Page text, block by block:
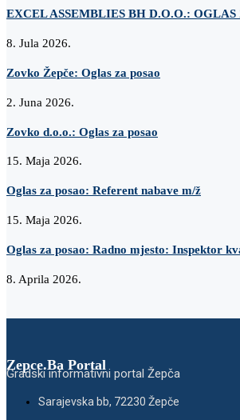
EXCEL ASSEMBLIES BH D.O.O.: OGLAS
8. Jula 2026.
Zovko Žepče: Oglas za posao
2. Juna 2026.
Zovko d.o.o.: Oglas za posao
15. Maja 2026.
Oglas za posao: Referent nabave m/ž
15. Maja 2026.
Oglas za posao: Radno mjesto: Inspektor
8. Aprila 2026.
Zepce.Ba Portal
Gradski informativni portal Žepča
Sarajevska bb, 72230 Žepče